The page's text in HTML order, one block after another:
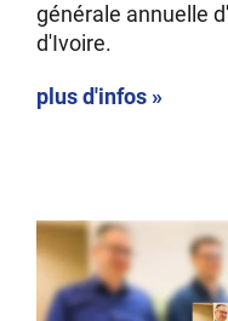
générale annuelle
d'Ivoire.
plus d'infos »